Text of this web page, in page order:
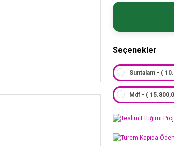
Seçenekler
Suntalam - (
Mdf - (